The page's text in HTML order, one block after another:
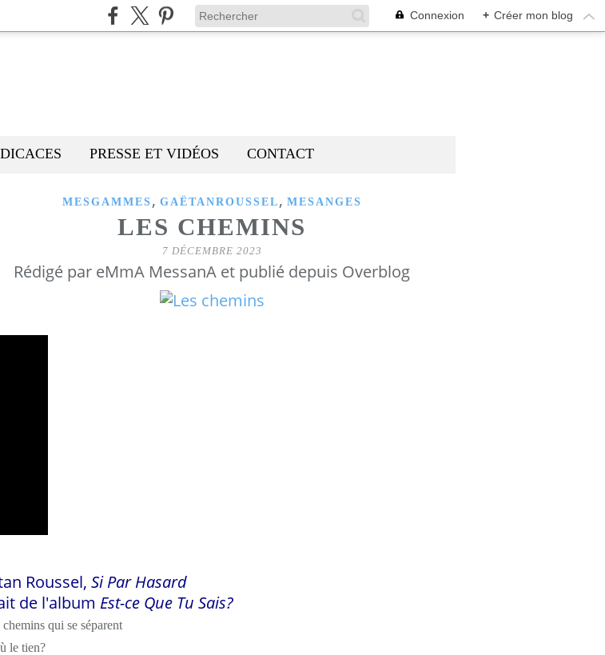
Connexion + Créer mon blog
PRESSE ET VIDÉOS CONTACT
MESGAMMES , GAËTANROUSSEL , MESANGES
LES CHEMINS
7 DÉCEMBRE 2023
Rédigé par eMmA MessanA et publié depuis Overblog
Roussel, Si Par Hasard
de l'album Est-ce Que Tu Sais?
qui se séparent
le tien?